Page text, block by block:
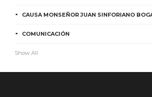
CAUSA MONSEÑOR JUAN SINFORIANO
COMUNICACIÓN
Show All